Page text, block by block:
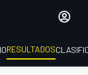
RESULTADOS